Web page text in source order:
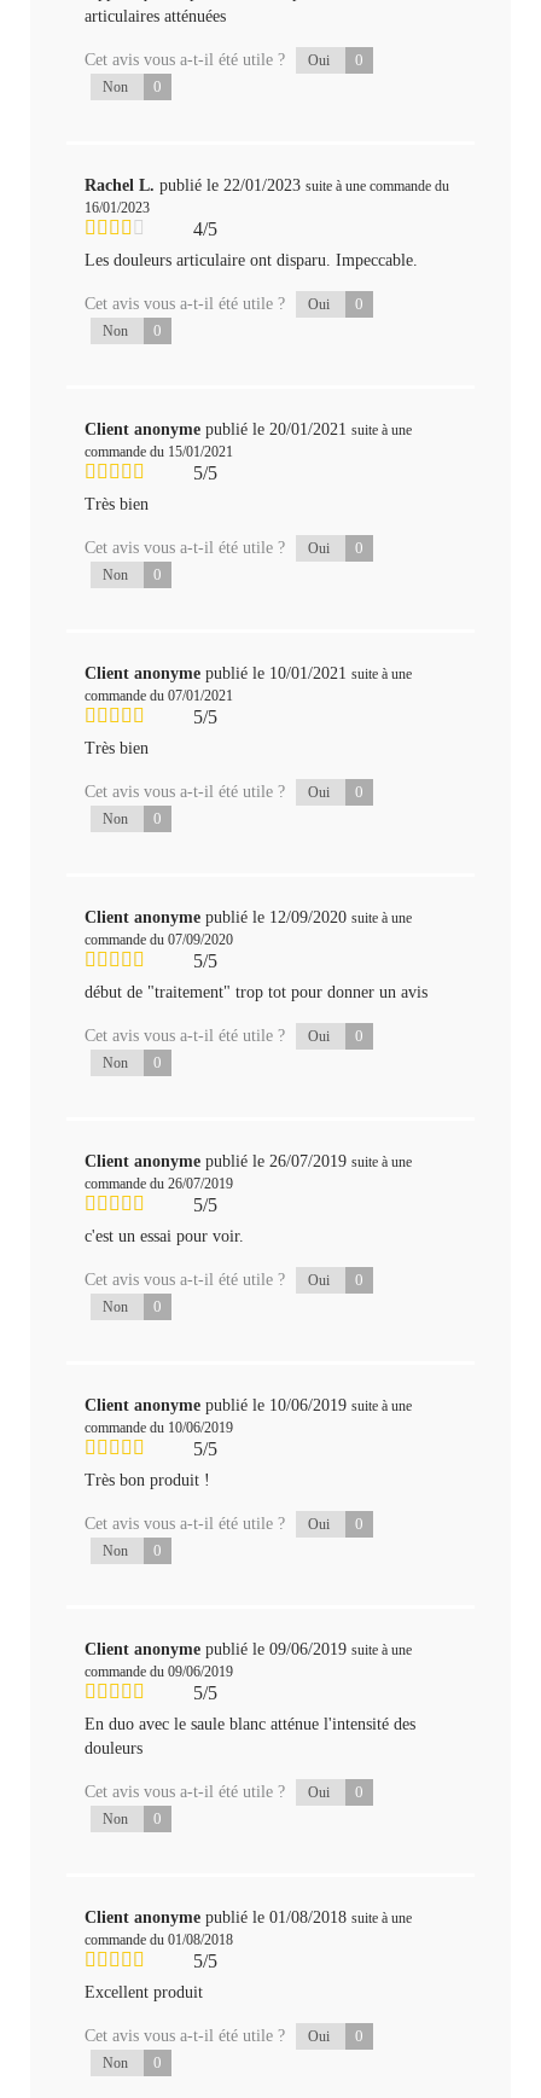
articulaires atténuées
Cet avis vous a-t-il été utile ? Oui 0
Non 0
Rachel L. publié le 22/01/2023 suite à une commande du
16/01/2023
4/5
Les douleurs articulaire ont disparu. Impeccable.
Cet avis vous a-t-il été utile ? Oui 0
Non 0
Client anonyme publié le 20/01/2021 suite à une
commande du 15/01/2021
5/5
Très bien
Cet avis vous a-t-il été utile ? Oui 0
Non 0
Client anonyme publié le 10/01/2021 suite à une
commande du 07/01/2021
5/5
Très bien
Cet avis vous a-t-il été utile ? Oui 0
Non 0
Client anonyme publié le 12/09/2020 suite à une
commande du 07/09/2020
5/5
début de "traitement" trop tot pour donner un avis
Cet avis vous a-t-il été utile ? Oui 0
Non 0
Client anonyme publié le 26/07/2019 suite à une
commande du 26/07/2019
5/5
c'est un essai pour voir.
Cet avis vous a-t-il été utile ? Oui 0
Non 0
Client anonyme publié le 10/06/2019 suite à une
commande du 10/06/2019
5/5
Très bon produit !
Cet avis vous a-t-il été utile ? Oui 0
Non 0
Client anonyme publié le 09/06/2019 suite à une
commande du 09/06/2019
5/5
En duo avec le saule blanc atténue l'intensité des
douleurs
Cet avis vous a-t-il été utile ? Oui 0
Non 0
Client anonyme publié le 01/08/2018 suite à une
commande du 01/08/2018
5/5
Excellent produit
Cet avis vous a-t-il été utile ? Oui 0
Non 0